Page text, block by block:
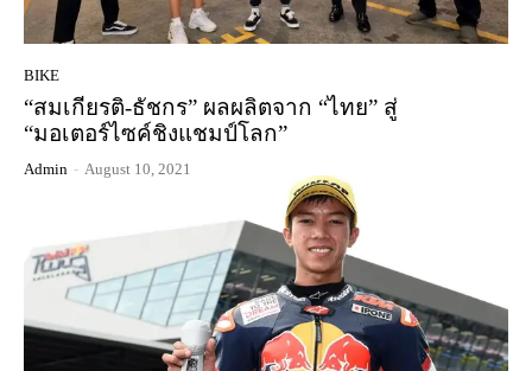
BIKE
“สมเกียรติ-ธัชกร” ผลผลิตจาก “ไทย” สู่
“มอเตอร์ไซค์ชิงแชมป์โลก”
Admin - August 10, 2021